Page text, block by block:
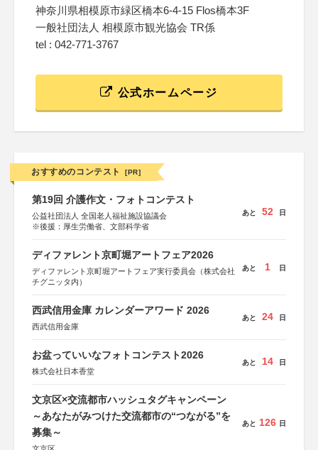
神奈川県相模原市緑区橋本6-4-15 Flos橋本3F
一般社団法人 相模原市観光協会 TR係
tel : 042-771-3767
公式ホームページ
おすすめのコンテスト [PR]
第19回 介護作文・フォトコンテスト
公益社団法人 全国老人福祉施設協議会
※後援：厚生労働省、文部科学省
あと 52 日
ディファレント京町堀アートフェア2026
ディファレント京町堀アートフェア実行委員会（株式会社
チグニッタ内）
あと 1 日
西武信用金庫 カレンダーアワード 2026
西武信用金庫
あと 24 日
お盆っていいなフォトコンテスト2026
株式会社日本香堂
あと 14 日
文京区×交流都市ハッシュタグキャンペーン
～あなたがみつけた交流都市の“つながる”を
募集～
あと 126 日